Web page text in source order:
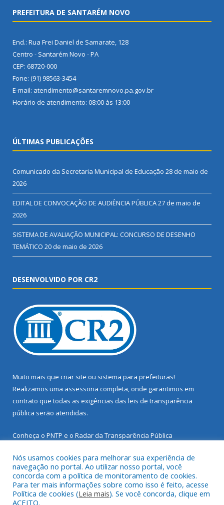
PREFEITURA DE SANTARÉM NOVO
End.: Rua Frei Daniel de Samarate, 128
Centro - Santarém Novo - PA
CEP: 68720-000
Fone: (91) 98563-3454
E-mail: atendimento@santaremnovo.pa.gov.br
Horário de atendimento: 08:00 às 13:00
ÚLTIMAS PUBLICAÇÕES
Comunicado da Secretaria Municipal de Educação 28 de maio de
2026
EDITAL DE CONVOCAÇÃO DE AUDIÊNCIA PÚBLICA27 de maio de
2026
SISTEMA DE AVALIAÇÃO MUNICIPAL: CONCURSO DE DESENHO
TEMÁTICO 20 de maio de 2026
DESENVOLVIDO POR CR2
Muito mais que criar site ou sistema para prefeituras!
Realizamos uma assessoria completa, onde garantimos em
contrato que todas as exigências das leis de transparência
pública serão atendidas.
Conheça o PNTP e o Radar da Transparência Pública
Todos os direitos reservados a Prefeitura Municipal de Santarém
Novo.
Nós usamos cookies para melhorar sua experiência de
navegação no portal. Ao utilizar nosso portal, você
concorda com a política de monitoramento de cookies.
Para ter mais informações sobre como isso é feito, acesse
Política de cookies (Leia mais). Se você concorda, clique em
ACEITO.